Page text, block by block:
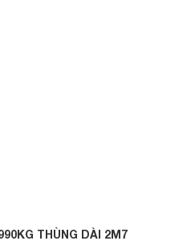
THÙNG DÀI 2M7